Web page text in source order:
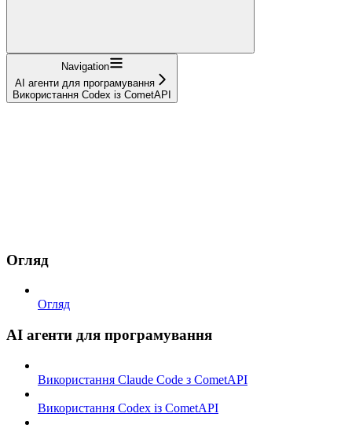
Navigation
AI агенти для програмування
Використання Codex із CometAPI
Огляд
Огляд
AI агенти для програмування
Використання Claude Code з CometAPI
Використання Codex із CometAPI